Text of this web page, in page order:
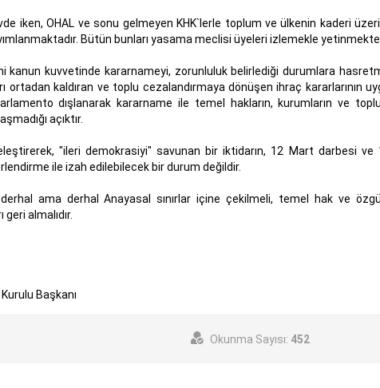
iken, OHAL ve sonu gelmeyen KHK`lerle toplum ve ülkenin kaderi
Bütün bunları yasama meclisi üyeleri izlemekle
kanun kuvvetinde kararnameyi, zorunluluk belirlediği durumlara
ortadan kaldıran ve toplu cezalandırmaya dönüşen ihraç kararlarının
dışlanarak kararname ile temel hakların, kurumların ve
açıktır.
"ileri demokrasiyi" savunan bir iktidarın, 12 Mart darbesi
ile izah edilebilecek bir durum değildir.
ama derhal Anayasal sınırlar içine çekilmeli, temel hak ve
geri almalıdır.
Başkanı
Okunma Sayısı: 452